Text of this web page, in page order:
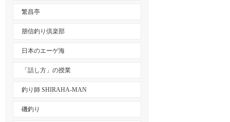
繁昌亭
朋信釣り倶楽部
日本のエーゲ海
「話し方」の授業
釣り師 SHIRAHA-MAN
磯釣り